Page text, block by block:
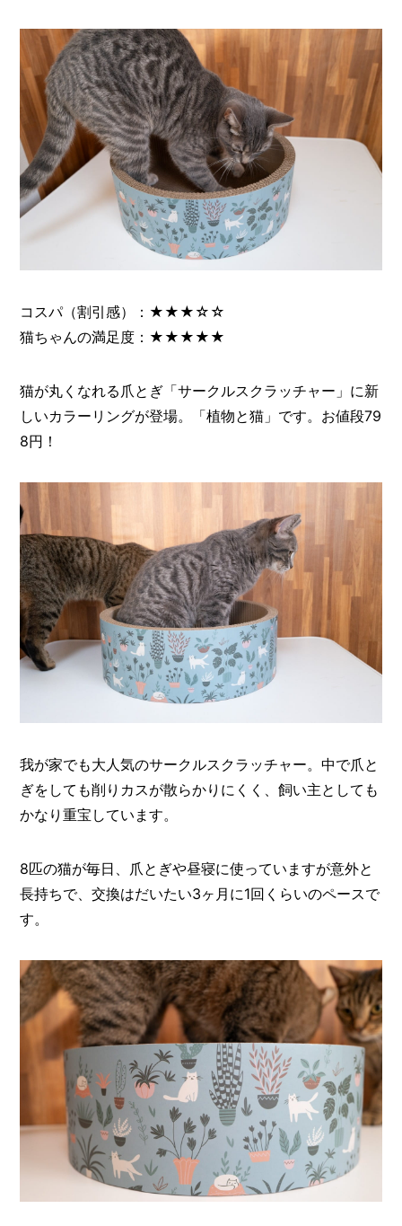
コスパ（割引感）：★★★☆☆
猫ちゃんの満足度：★★★★★
猫が丸くなれる爪とぎ「サークルスクラッチャー」に新
しいカラーリングが登場。「植物と猫」です。お値段79
8円！
我が家でも大人気のサークルスクラッチャー。中で爪と
ぎをしても削りカスが散らかりにくく、飼い主としても
かなり重宝しています。
8匹の猫が毎日、爪とぎや昼寝に使っていますが意外と
長持ちで、交換はだいたい3ヶ月に1回くらいのペースで
す。